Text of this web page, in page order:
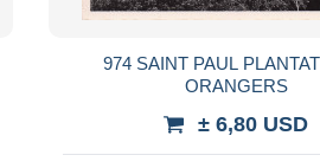
974 SAINT PAUL
ORANGERS
± 6,80 USD